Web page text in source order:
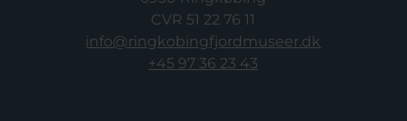
CVR 51 22 76 11
info@ringkobingfjordmuseer.dk
+45 97 36 23 43